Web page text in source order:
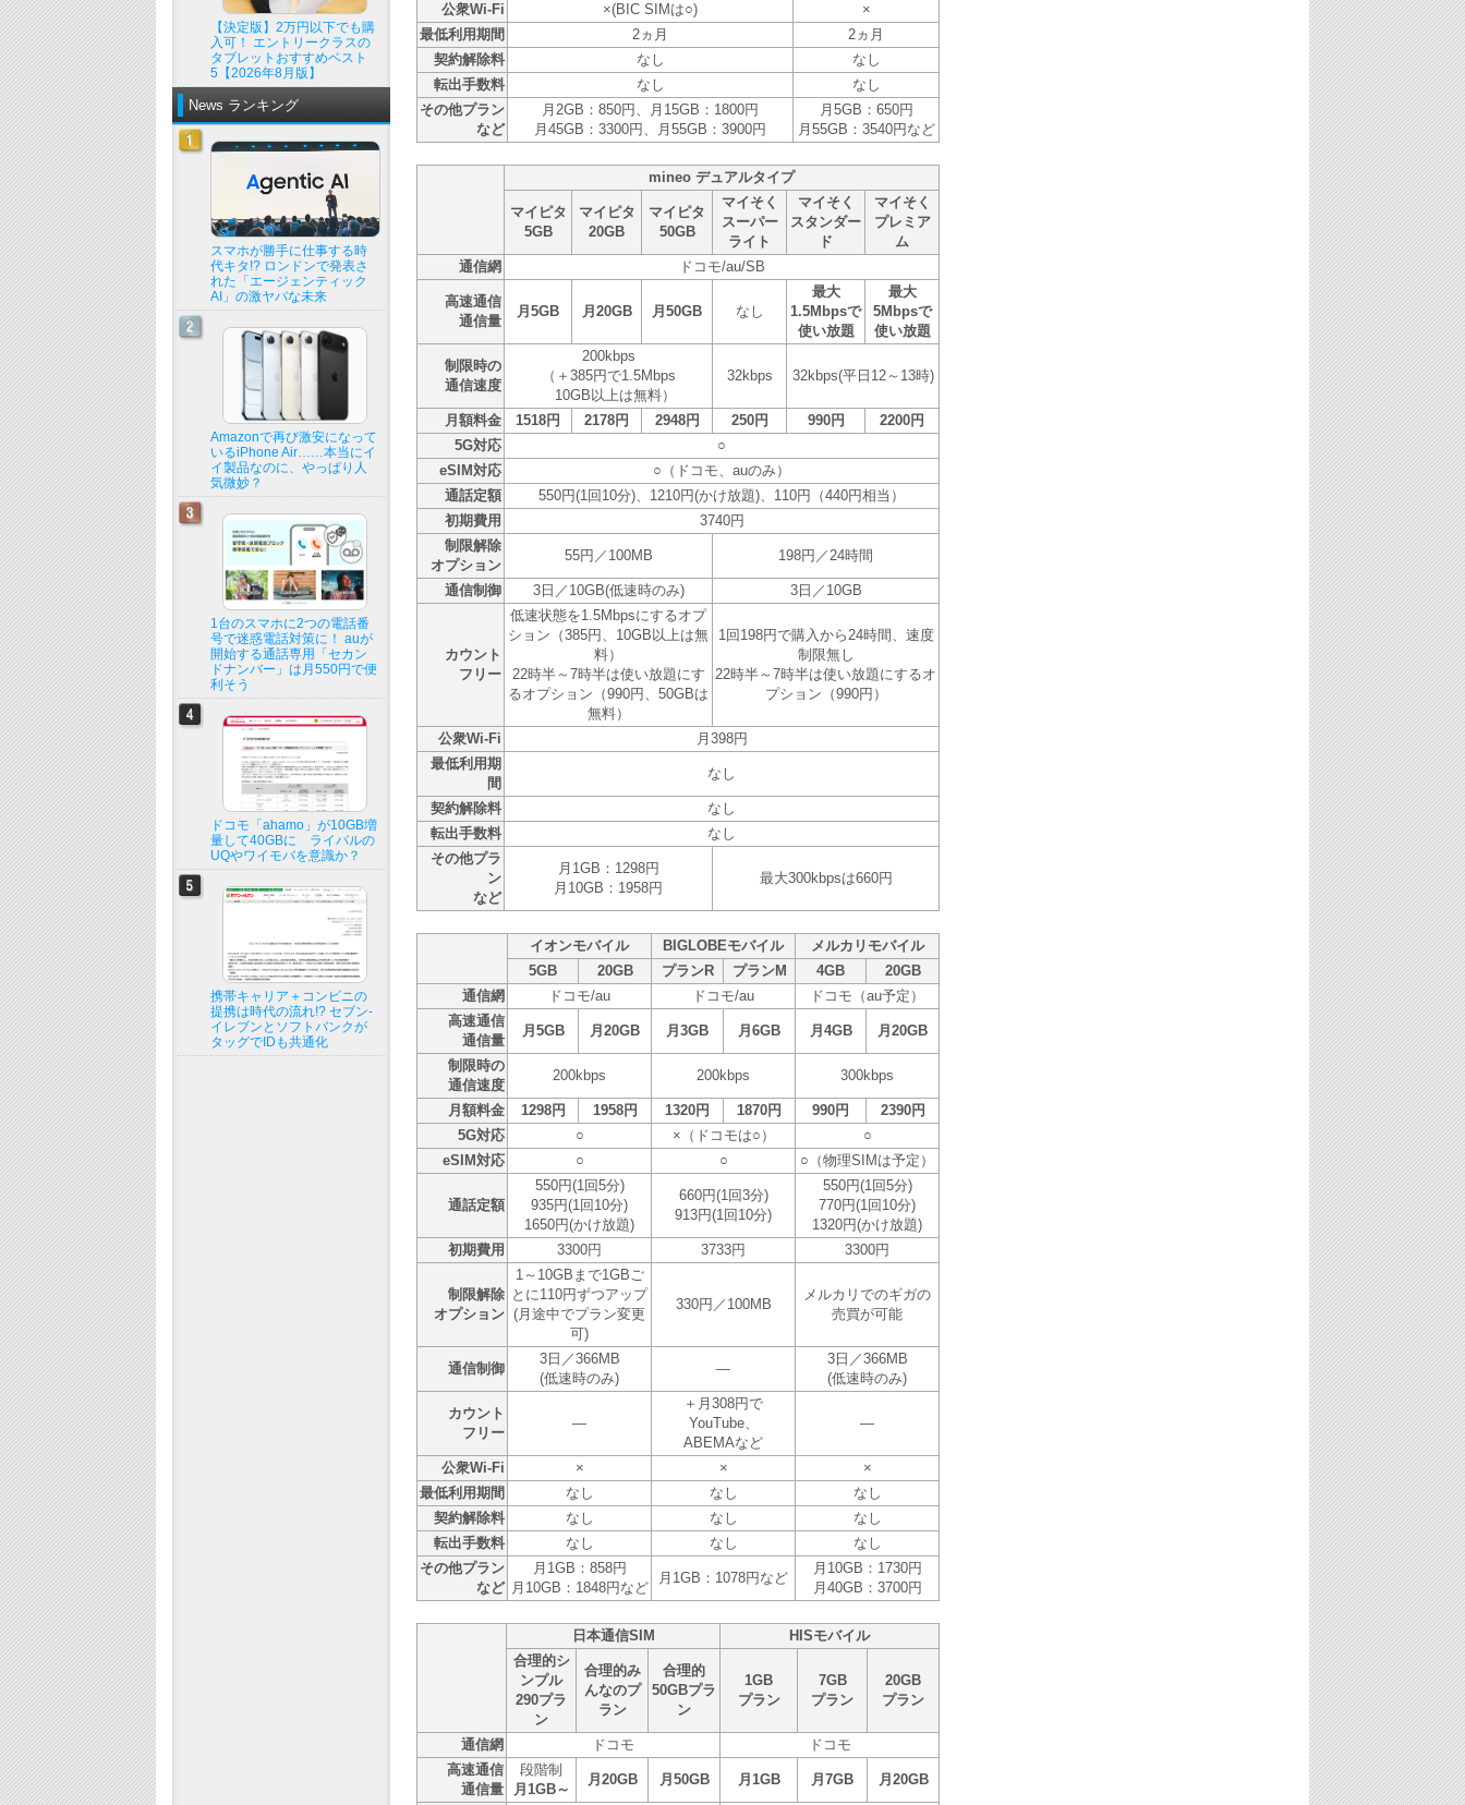
公衆Wi-Fi ×(BIC SIMは○)
×
最低利用期間
2ヵ月
2ヵ月
契約解除料
なし
なし
転出手数料
なし
なし
その他プラン
など
月2GB：850円、月15GB：1800円
月45GB：3300円、月55GB：3900円
月5GB：650円
月55GB：3540円など
mineo デュアルタイプ
マイピタ
5GB
マイピタ
20GB
マイピタ
50GB
マイそく
スーパー
ライト
マイそく
スタンダー
ド
マイそく
プレミア
ム
通信網
ドコモ/au/SB
高速通信
通信量
月5GB 月20GB 月50GB なし
最大
1.5Mbpsで
使い放題
最大
5Mbpsで
使い放題
制限時の
通信速度
200kbps
（＋385円で1.5Mbps
10GB以上は無料）
32kbps 32kbps(平日12～13時)
月額料金 1518円 2178円 2948円 250円 990円
2200円
5G対応
○
eSIM対応
○（ドコモ、auのみ）
通話定額
550円(1回10分)、1210円(かけ放題)、110円（440円相当）
初期費用
3740円
制限解除
オプション
55円／100MB 198円／24時間
通信制御 3日／10GB(低速時のみ) 3日／10GB
カウント
フリー
低速状態を1.5Mbpsにするオプ
ション（385円、10GB以上は無
料）
22時半～7時半は使い放題にす
るオプション（990円、50GBは
無料）
1回198円で購入から24時間、速度
制限無し
22時半～7時半は使い放題にするオ
プション（990円）
公衆Wi-Fi
月398円
最低利用期
間
なし
契約解除料
なし
転出手数料
なし
その他プラ
ン
など
月1GB：1298円
月10GB：1958円
最大300kbpsは660円
イオンモバイル BIGLOBEモバイル
メルカリモバイル
5GB
20GB プランR プランM 4GB
20GB
通信網
ドコモ/au ドコモ/au
ドコモ（au予定）
高速通信
通信量
月5GB 月20GB 月3GB 月6GB 月4GB 月20GB
制限時の
通信速度
200kbps 200kbps 300kbps
月額料金 1298円 1958円 1320円 1870円 990円
2390円
5G対応
○ ×（ドコモは○）
○
eSIM対応
○ ○ ○（物理SIMは予定）
通話定額
550円(1回5分)
935円(1回10分)
1650円(かけ放題)
660円(1回3分)
913円(1回10分)
550円(1回5分)
770円(1回10分)
1320円(かけ放題)
初期費用
3300円 3733円 3300円
制限解除
オプション
1～10GBまで1GBご
とに110円ずつアップ
(月途中でプラン変更
可)
330円／100MB
メルカリでのギガの
売買が可能
通信制御
3日／366MB
(低速時のみ)
―
3日／366MB
(低速時のみ)
カウント
フリー
―
＋月308円で
YouTube、
ABEMAなど
―
公衆Wi-Fi × ×
×
最低利用期間
なし なし
なし
契約解除料
なし なし
なし
転出手数料
なし なし
なし
その他プラン
など
月1GB：858円
月10GB：1848円など
月1GB：1078円など
月10GB：1730円
月40GB：3700円
日本通信SIM
HISモバイル
合理的シ
ンプル
290プラ
ン
合理的み
んなのプ
ラン
合理的
50GBプラ
ン
1GB
プラン
7GB
プラン
20GB
プラン
通信網 ドコモ
ドコモ
高速通信
通信量
段階制
月1GB～
月20GB 月50GB 月1GB 月7GB 月20GB
【決定版】2万円以下でも購
入可！ エントリークラスの
タブレットおすすめベスト
5【2026年8月版】
News ランキング
スマホが勝手に仕事する時
代キタ!? ロンドンで発表さ
れた「エージェンティック
AI」の激ヤバな未来
Amazonで再び激安になって
いるiPhone Air……本当にイ
イ製品なのに、やっぱり人
気微妙？
1台のスマホに2つの電話番
号で迷惑電話対策に！ auが
開始する通話専用「セカン
ドナンバー」は月550円で便
利そう
ドコモ「ahamo」が10GB増
量して40GBに ライバルの
UQやワイモバを意識か？
携帯キャリア＋コンビニの
提携は時代の流れ!? セブン-
イレブンとソフトバンクが
タッグでIDも共通化